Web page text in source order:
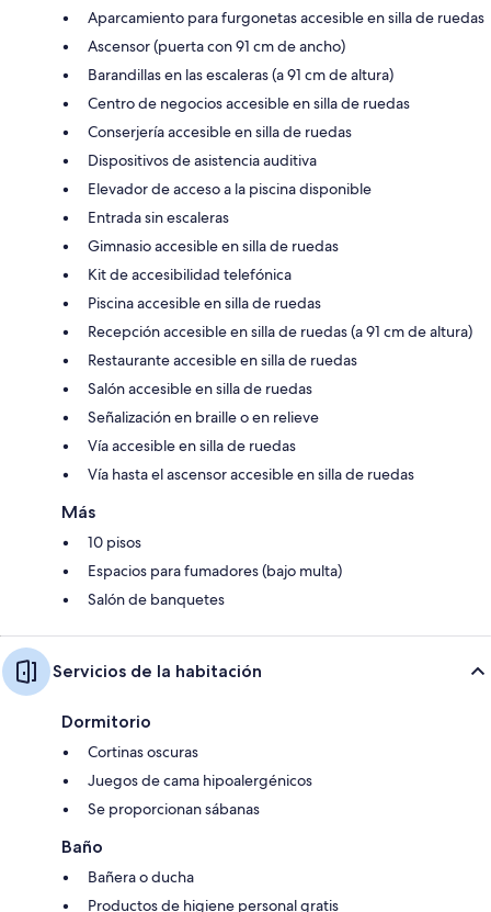
Aparcamiento para furgonetas accesible en silla de ruedas
Ascensor (puerta con 91 cm de ancho)
Barandillas en las escaleras (a 91 cm de altura)
Centro de negocios accesible en silla de ruedas
Conserjería accesible en silla de ruedas
Dispositivos de asistencia auditiva
Elevador de acceso a la piscina disponible
Entrada sin escaleras
Gimnasio accesible en silla de ruedas
Kit de accesibilidad telefónica
Piscina accesible en silla de ruedas
Recepción accesible en silla de ruedas (a 91 cm de altura)
Restaurante accesible en silla de ruedas
Salón accesible en silla de ruedas
Señalización en braille o en relieve
Vía accesible en silla de ruedas
Vía hasta el ascensor accesible en silla de ruedas
Más
10 pisos
Espacios para fumadores (bajo multa)
Salón de banquetes
Servicios de la habitación
Dormitorio
Cortinas oscuras
Juegos de cama hipoalergénicos
Se proporcionan sábanas
Baño
Bañera o ducha
Productos de higiene personal gratis